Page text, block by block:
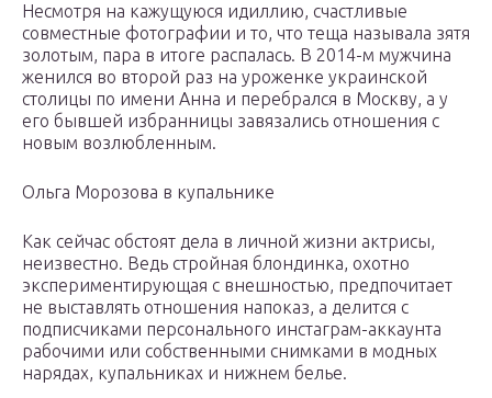
Несмотря на кажущуюся идиллию, счастливые
совместные фотографии и то, что теща называла зятя
золотым, пара в итоге распалась. В 2014-м мужчина
женился во второй раз на уроженке украинской
столицы по имени Анна и перебрался в Москву, а у
его бывшей избранницы завязались отношения с
новым возлюбленным.
Ольга Морозова в купальнике
Как сейчас обстоят дела в личной жизни актрисы,
неизвестно. Ведь стройная блондинка, охотно
экспериментирующая с внешностью, предпочитает
не выставлять отношения напоказ, а делится с
подписчиками персонального инстаграм-аккаунта
рабочими или собственными снимками в модных
нарядах, купальниках и нижнем белье.